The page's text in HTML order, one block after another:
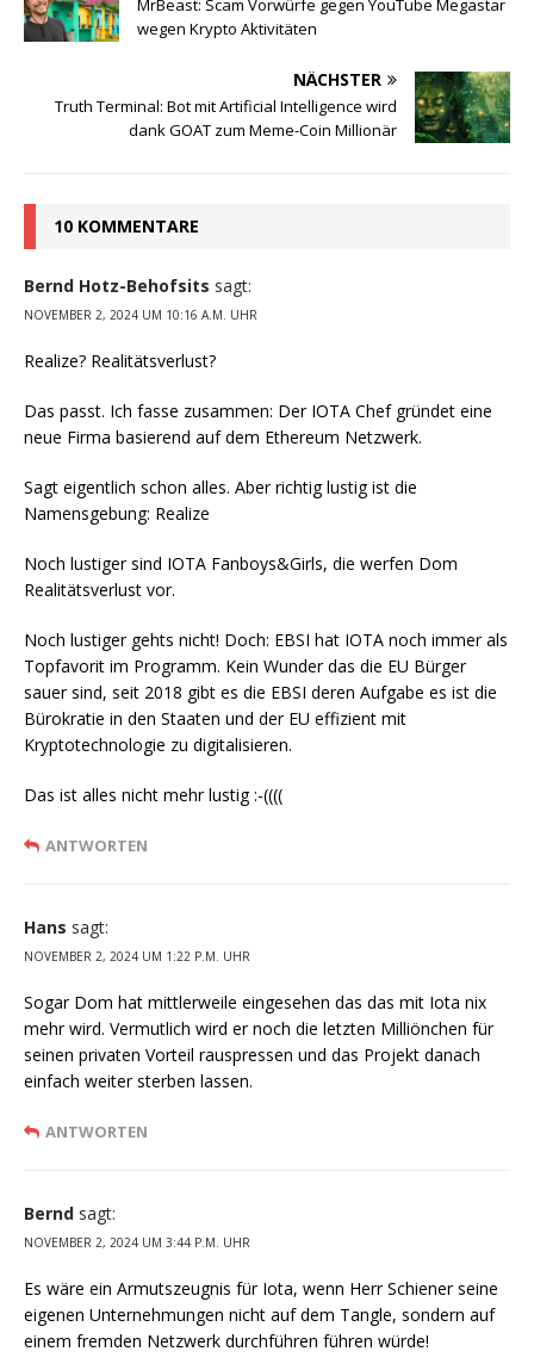
MrBeast: Scam Vorwürfe gegen YouTube Megastar
wegen Krypto Aktivitäten
NÄCHSTER
Truth Terminal: Bot mit Artificial Intelligence wird
dank GOAT zum Meme-Coin Millionär
10 KOMMENTARE
Bernd Hotz-Behofsits sagt:
NOVEMBER 2, 2024 UM 10:16 A.M. UHR
Realize? Realitätsverlust?
Das passt. Ich fasse zusammen: Der IOTA Chef gründet eine
neue Firma basierend auf dem Ethereum Netzwerk.
Sagt eigentlich schon alles. Aber richtig lustig ist die
Namensgebung: Realize
Noch lustiger sind IOTA Fanboys&Girls, die werfen Dom
Realitätsverlust vor.
Noch lustiger gehts nicht! Doch: EBSI hat IOTA noch immer als
Topfavorit im Programm. Kein Wunder das die EU Bürger
sauer sind, seit 2018 gibt es die EBSI deren Aufgabe es ist die
Bürokratie in den Staaten und der EU effizient mit
Kryptotechnologie zu digitalisieren.
Das ist alles nicht mehr lustig :-((((
ANTWORTEN
Hans sagt:
NOVEMBER 2, 2024 UM 1:22 P.M. UHR
Sogar Dom hat mittlerweile eingesehen das das mit Iota nix
mehr wird. Vermutlich wird er noch die letzten Milliönchen für
seinen privaten Vorteil rauspressen und das Projekt danach
einfach weiter sterben lassen.
ANTWORTEN
Bernd sagt:
NOVEMBER 2, 2024 UM 3:44 P.M. UHR
Es wäre ein Armutszeugnis für Iota, wenn Herr Schiener seine
eigenen Unternehmungen nicht auf dem Tangle, sondern auf
einem fremden Netzwerk durchführen führen würde!